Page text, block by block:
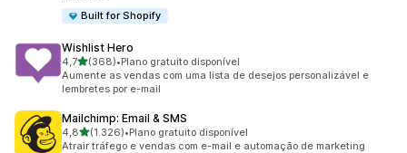
Built for Shopify
Wishlist Hero
4,7de 5 estrelas
(368)
368 avaliações ao todo
•Plano gratuito disponível
Aumente as vendas com uma lista de desejos personalizável e
lembretes por e-mail
Mailchimp: Email & SMS
4,8de 5 estrelas
(1.326)
1326 avaliações ao todo
•Plano gratuito disponível
Atrair tráfego e vendas com e-mail e automação de marketing